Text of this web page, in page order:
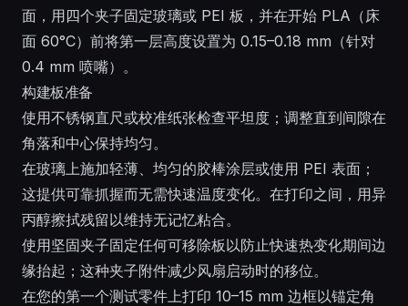
面，用四个夹子固定玻璃或 PEI 板，并在开始 PLA（床
面 60°C）前将第一层高度设置为 0.15–0.18 mm（针对
0.4 mm 喷嘴）。
构建板准备
使用不锈钢直尺或校准纸张检查平坦度；调整直到间隙在
角落和中心保持均匀。
在玻璃上施加轻薄、均匀的胶棒涂层或使用 PEI 表面；
这提供可靠抓握而无需快速温度变化。在打印之间，用异
丙醇擦拭残留以维持无记忆粘合。
使用坚固夹子固定任何可移除板以防止快速热变化期间边
缘抬起；这种夹子附件减少风扇启动时的移位。
在您的第一个测试零件上打印 10–15 mm 边框以锚定角